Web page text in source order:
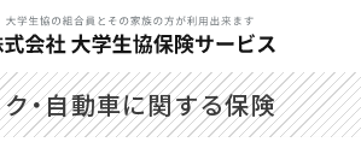
・自動車に関する保険